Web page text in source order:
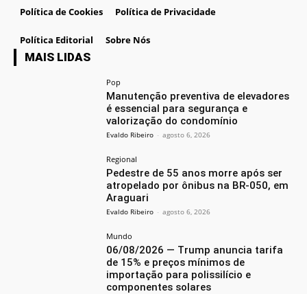
Política de Cookies Política de Privacidade
Política Editorial Sobre Nós
MAIS LIDAS
Pop
Manutenção preventiva de elevadores
é essencial para segurança e
valorização do condomínio
Evaldo Ribeiro - agosto 6, 2026
Regional
Pedestre de 55 anos morre após ser
atropelado por ônibus na BR-050, em
Araguari
Evaldo Ribeiro - agosto 6, 2026
Mundo
06/08/2026 — Trump anuncia tarifa
de 15% e preços mínimos de
importação para polissilício e
componentes solares